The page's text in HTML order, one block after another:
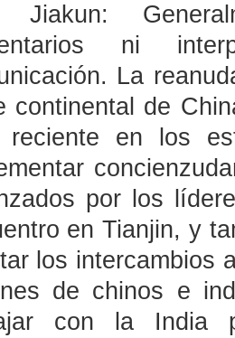
Jiakun:
ni
La
continental de
reciente en los
por los
en Tianjin, y
los intercambios
de chinos e
con la India